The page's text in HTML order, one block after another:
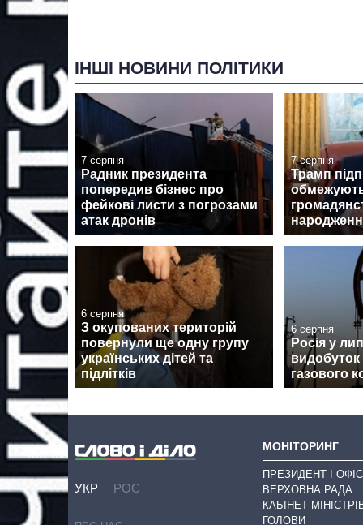
ІНШІ НОВИНИ ПОЛІТИКИ
7 серпня
Радник президента
попередив бізнес про
фейкові листи з погрозами
атак дронів
7 серпня
Трамп
6 серпня
З окупованих територій
повернули ще одну групу
українських дітей та
підлітків
6 серпня
Росія у
газового
УКР РОС
МОНІТОРИНГ
ПРЕЗИДЕНТ І ОФІС
ВЕРХОВНА РАДА
КАБІНЕТ
ГОЛОВИ